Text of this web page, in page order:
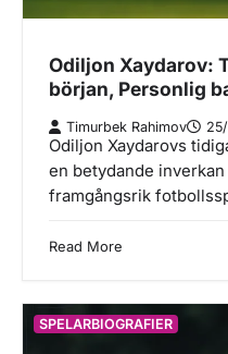
Odiljon Xaydarov:
början, Personlig
Timurbek Rahimov
Odiljon Xaydarovs
en betydande
framgångsrik
Read More
SPELARBIOGRAFIER